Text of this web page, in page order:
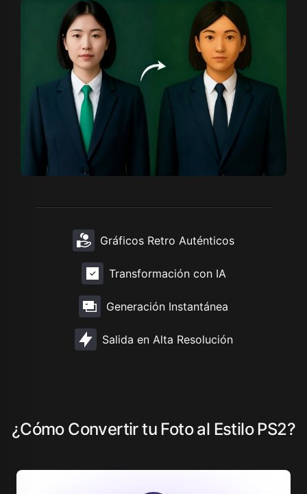
Gráficos Retro Auténticos
Transformación con IA
Generación Instantánea
Salida en Alta Resolución
¿Cómo Convertir tu Foto al Estilo PS2?